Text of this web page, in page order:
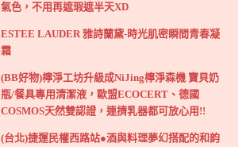
氣色，不用再遮瑕遮半天XD
ESTEE LAUDER 雅詩蘭黛-時光肌密瞬間青春凝
霜
(BB好物)檸淨工坊升級成NiJing檸淨森機 寶貝奶
瓶/餐具專用清潔液，歐盟ECOCERT、德國
COSMOS天然雙認證，連擠乳器都可放心用!!
(台北)捷運民權西路站●酒與料理夢幻搭配的和韵